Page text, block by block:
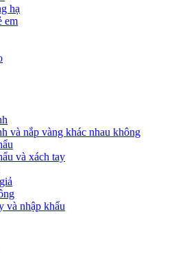
hạ
em
và nắp vàng khác nhau không
và xách tay
và nhập khẩu